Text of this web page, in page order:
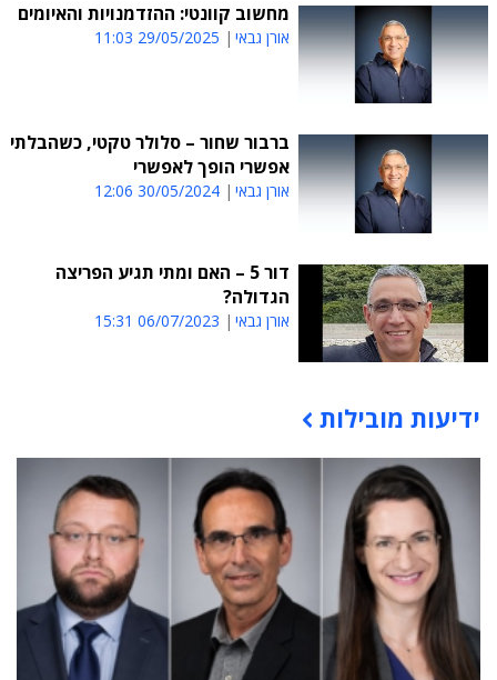
מחשוב קוונטי: ההזדמנויות והאיומים
אורן גבאי 29/05/2025 11:03
ברבור שחור – סלולר טקטי, כשהבלתי
אפשרי הופך לאפשרי
אורן גבאי 30/05/2024 12:06
דור 5 – האם ומתי תגיע הפריצה
הגדולה?
אורן גבאי 06/07/2023 15:31
תוכן פרסומי
ידיעות מובילות